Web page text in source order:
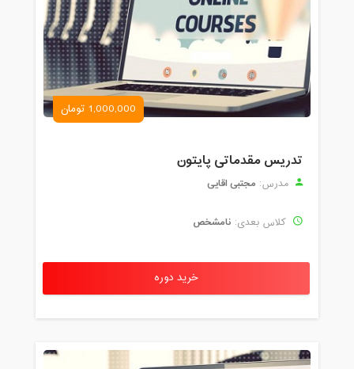
1,000,000 تومان
تدریس مقدماتی پایتون
مدرس: مجتبی اقایی
کلاس بعدی: نامشخص
خرید دوره